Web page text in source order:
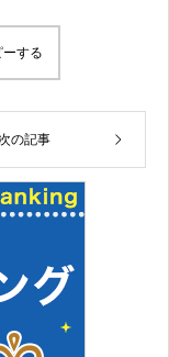
する
次の記事